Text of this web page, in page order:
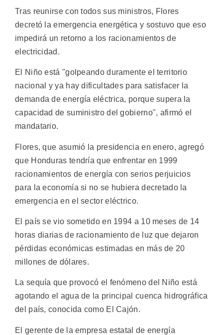
Tras reunirse con todos sus ministros, Flores
decretó la emergencia energética y sostuvo que eso
impedirá un retorno a los racionamientos de
electricidad.
El Niño está "golpeando duramente el territorio
nacional y ya hay dificultades para satisfacer la
demanda de energía eléctrica, porque supera la
capacidad de suministro del gobierno", afirmó el
mandatario.
Flores, que asumió la presidencia en enero, agregó
que Honduras tendría que enfrentar en 1999
racionamientos de energía con serios perjuicios
para la economía si no se hubiera decretado la
emergencia en el sector eléctrico.
El país se vio sometido en 1994 a 10 meses de 14
horas diarias de racionamiento de luz que dejaron
pérdidas económicas estimadas en más de 20
millones de dólares.
La sequía que provocó el fenómeno del Niño está
agotando el agua de la principal cuenca hidrográfica
del país, conocida como El Cajón.
El gerente de la empresa estatal de energía